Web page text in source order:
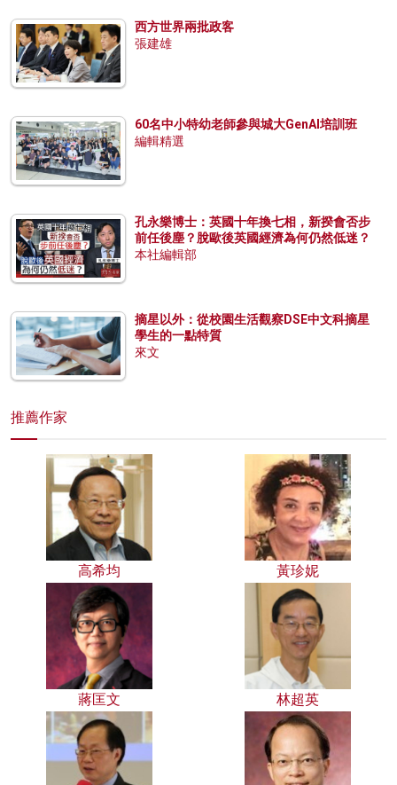
西方世界兩批政客
張建雄
60名中小特幼老師參與城大GenAI培訓班
編輯精選
孔永樂博士：英國十年換七相，新揆會否步
前任後塵？脫歐後英國經濟為何仍然低迷？
本社編輯部
摘星以外：從校園生活觀察DSE中文科摘星
學生的一點特質
來文
推薦作家
高希均 黃珍妮
蔣匡文 林超英